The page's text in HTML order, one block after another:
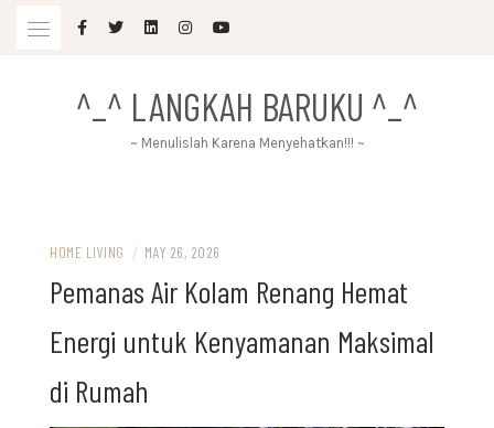
^_^ LANGKAH BARUKU ^_^
~ Menulislah Karena Menyehatkan!!! ~
HOME LIVING / MAY 26, 2026
Pemanas Air Kolam Renang Hemat
Energi untuk Kenyamanan Maksimal
di Rumah